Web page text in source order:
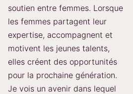
soutien entre femmes. Lorsque
les femmes partagent leur
expertise, accompagnent et
motivent les jeunes talents,
elles créent des opportunités
pour la prochaine génération.
Je vois un avenir dans lequel